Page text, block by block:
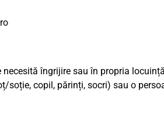
îngrijire sau în propria
soție, copil, părinți, socri) sau o